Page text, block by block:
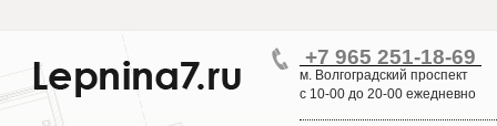
+7 965 251-18-69
м. Волгоградский проспект
с 10-00 до 20-00 ежедневно